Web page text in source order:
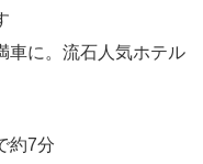
車に。流石人気ホテル
約7分